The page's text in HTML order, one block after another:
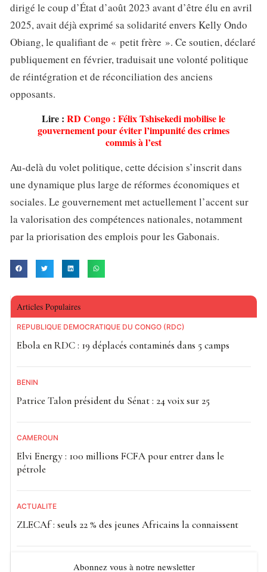
dirigé le coup d’État d’août 2023 avant d’être élu en avril
2025, avait déjà exprimé sa solidarité envers Kelly Ondo
Obiang, le qualifiant de « petit frère ». Ce soutien, déclaré
publiquement en février, traduisait une volonté politique
de réintégration et de réconciliation des anciens
opposants.
Lire : RD Congo : Félix Tshisekedi mobilise le
gouvernement pour éviter l’impunité des crimes
commis à l’est
Au-delà du volet politique, cette décision s’inscrit dans
une dynamique plus large de réformes économiques et
sociales. Le gouvernement met actuellement l’accent sur
la valorisation des compétences nationales, notamment
par la priorisation des emplois pour les Gabonais.
Articles Populaires
RÉPUBLIQUE DÉMOCRATIQUE DU CONGO (RDC)
Ebola en RDC : 19 déplacés contaminés dans 5 camps
BÉNIN
Patrice Talon président du Sénat : 24 voix sur 25
CAMEROUN
Elvi Energy : 100 millions FCFA pour entrer dans le
pétrole
ACTUALITE
ZLECAf : seuls 22 % des jeunes Africains la connaissent
Abonnez vous à notre newsletter